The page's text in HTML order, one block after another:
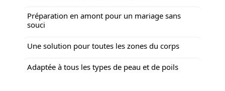
Préparation en amont pour un mariage sans
souci
Une solution pour toutes les zones du corps
Adaptée à tous les types de peau et de poils